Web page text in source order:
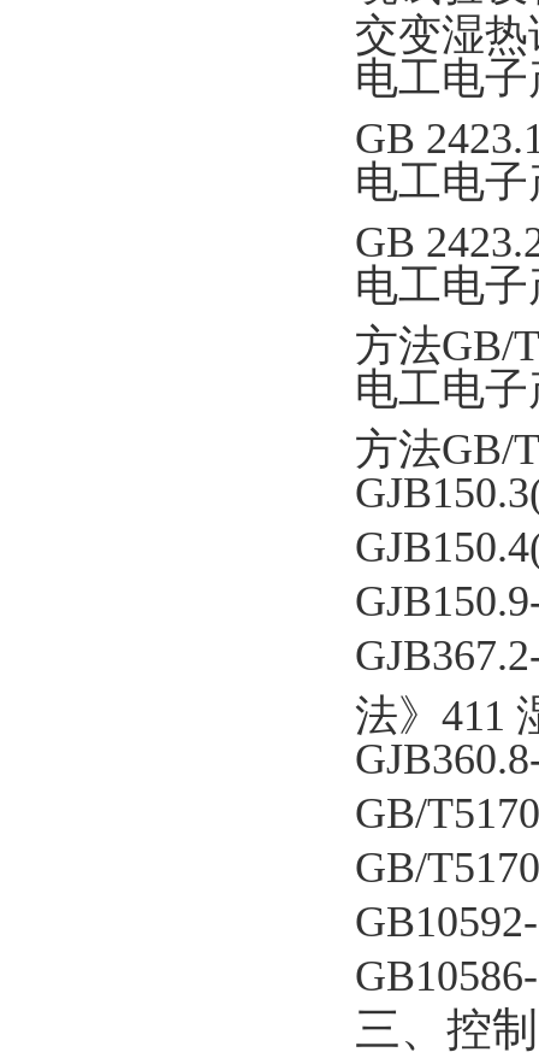
交变湿
电工电
GB
电工电
GB
电工电
方法GB/
电工电
方法GB/
法》411
GB/
GB/
三、控